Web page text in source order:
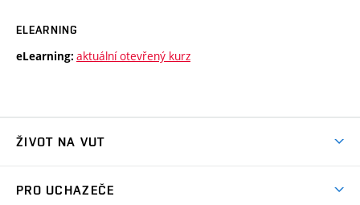
ELEARNING
eLearning: aktuální otevřený kurz
ŽIVOT NA VUT
PRO UCHAZEČE